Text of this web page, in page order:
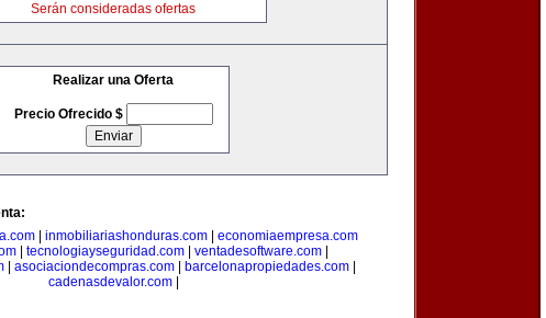
Serán consideradas ofertas
Realizar una Oferta
Precio Ofrecido $
| inmobiliariashonduras.com| economiaempresa.com
tecnologiayseguridad.com ventadesoftware.com
| asociaciondecompras.com| barcelonapropiedades.com|
cadenasdevalor.com|